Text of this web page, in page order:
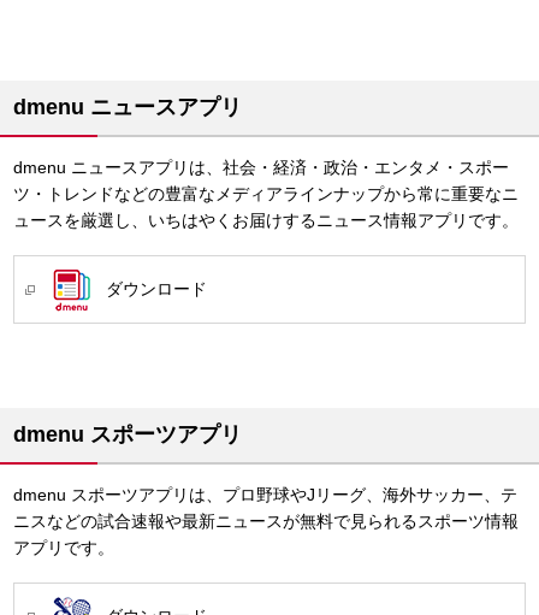
dmenu ニュースアプリ
dmenu ニュースアプリは、社会・経済・政治・エンタメ・スポー
ツ・トレンドなどの豊富なメディアラインナップから常に重要なニ
ュースを厳選し、いちはやくお届けするニュース情報アプリです。
ダウンロード
dmenu スポーツアプリ
dmenu スポーツアプリは、プロ野球やJリーグ、海外サッカー、テ
ニスなどの試合速報や最新ニュースが無料で見られるスポーツ情報
アプリです。